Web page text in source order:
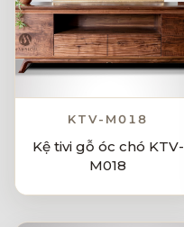
KTV-M018
Kệ tivi gỗ óc chó KTV-
M018